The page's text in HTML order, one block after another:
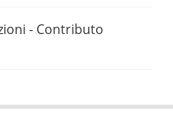
- Contributo